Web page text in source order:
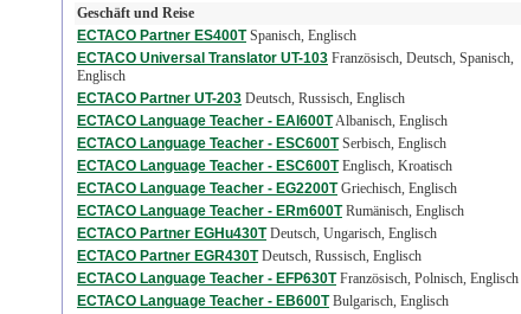
Geschäft und Reise
ECTACO Partner ES400TSpanisch, Englisch
ECTACO Universal Translator UT-103 Französisch, Deutsch, Spanisch,
Englisch
ECTACO Partner UT-203 Deutsch, Russisch, Englisch
ECTACO Language Teacher - EAl600TAlbanisch, Englisch
ECTACO Language Teacher - ESC600TSerbisch, Englisch
ECTACO Language Teacher - ESC600TEnglisch, Kroatisch
ECTACO Language Teacher - EG2200TGriechisch, Englisch
ECTACO Language Teacher - ERm600TRumänisch, Englisch
ECTACO Partner EGHu430TDeutsch, Ungarisch, Englisch
ECTACO Partner EGR430TDeutsch, Russisch, Englisch
ECTACO Language Teacher - EFP630TFranzösisch, Polnisch, Englisch
ECTACO Language Teacher - EB600TBulgarisch, Englisch